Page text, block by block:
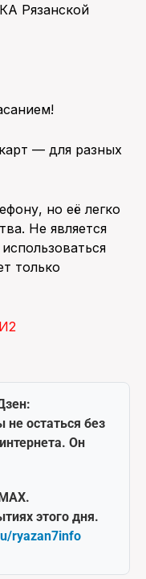
Рязанской
— для разных
но её легко
Не является
только
не остаться без
Он
этого дня.
ryazan7info